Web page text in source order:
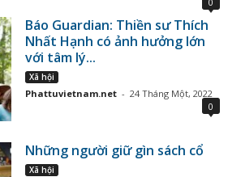
Báo Guardian: Thiền sư Thích
Nhất Hạnh có ảnh hưởng lớn
với tâm lý...
Xã hội
Phattuvietnam.net - 24 Tháng Một, 2022
0
Những người giữ gìn sách cổ
Xã hội